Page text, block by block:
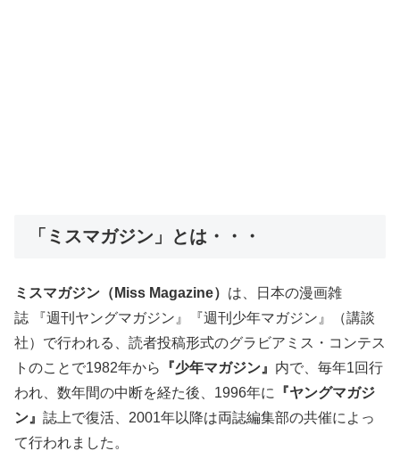
「ミスマガジン」とは・・・
ミスマガジン（Miss Magazine） は、日本の漫画雑
誌 『週刊ヤングマガジン』『週刊少年マガジン』（講談
社）で行われる、読者投稿形式のグラビアミス・コンテス
トのことで1982年から
『少年マガジン』 内で、毎年1回行
われ、数年間の中断を経た後、1996年に
『ヤングマガジ
ン』 誌上で復活、2001年以降は両誌編集部の共催によっ
て行われました。